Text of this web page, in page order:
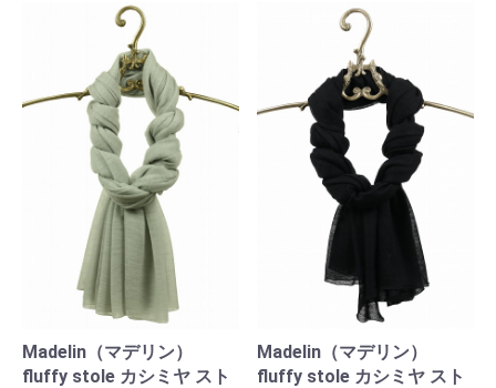
Madelin（マデリン）
fluffy stole カシミヤ スト
Madelin（マデリン）
fluffy stole カシミヤ スト